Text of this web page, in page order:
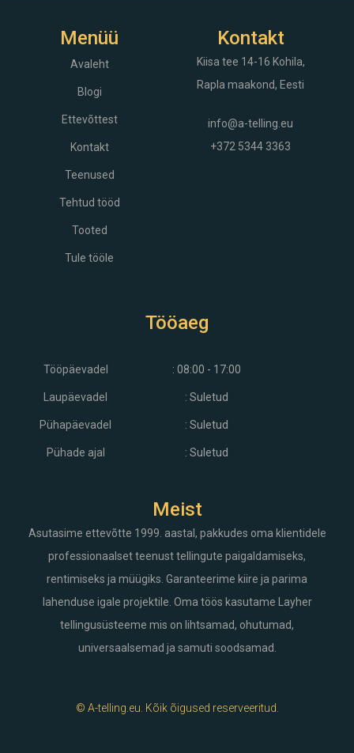
Menüü
Avaleht
Blogi
Ettevõttest
Kontakt
Teenused
Tehtud tööd
Tooted
Tule tööle
Kontakt
Kiisa tee 14-16 Kohila,
Rapla maakond, Eesti
info@a-telling.eu
+372 5344 3363
Tööaeg
Tööpäevadel
Laupäevadel
Pühapäevadel
Pühade ajal
: 08:00 - 17:00
: Suletud
: Suletud
: Suletud
Meist
Asutasime ettevõtte 1999. aastal, pakkudes oma klientidele
professionaalset teenust tellingute paigaldamiseks,
rentimiseks ja müügiks. Garanteerime kiire ja parima
lahenduse igale projektile. Oma töös kasutame Layher
tellingusüsteeme mis on lihtsamad, ohutumad,
universaalsemad ja samuti soodsamad.
© A-telling.eu. Kõik õigused reserveeritud.